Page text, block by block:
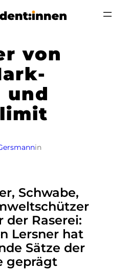
von
und
in
Schwabe,
der Raserei:
Lersner hat
Sätze der
geprägt